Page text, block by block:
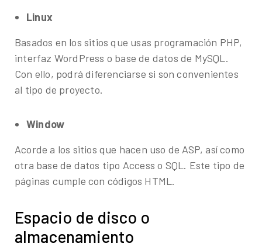
Linux
Basados en los sitios que usas programación PHP,
interfaz WordPress o base de datos de MySQL.
Con ello, podrá diferenciarse si son convenientes
al tipo de proyecto.
Window
Acorde a los sitios que hacen uso de ASP, así como
otra base de datos tipo Access o SQL. Este tipo de
páginas cumple con códigos HTML.
Espacio de disco o
almacenamiento